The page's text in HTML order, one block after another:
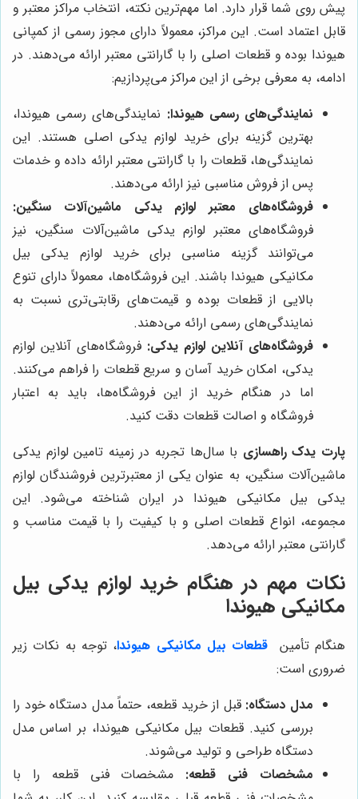
پیش روی شما قرار دارد. اما مهم‌ترین نکته، انتخاب مراکز معتبر و
قابل اعتماد است. این مراکز، معمولاً دارای مجوز رسمی از کمپانی
هیوندا بوده و قطعات اصلی را با گارانتی معتبر ارائه می‌دهند. در
ادامه، به معرفی برخی از این مراکز می‌پردازیم:
نمایندگی‌های رسمی هیوندا: نمایندگی‌های رسمی هیوندا،
بهترین گزینه برای خرید لوازم یدکی اصلی هستند. این
نمایندگی‌ها، قطعات را با گارانتی معتبر ارائه داده و خدمات
پس از فروش مناسبی نیز ارائه می‌دهند.
فروشگاه‌های معتبر لوازم یدکی ماشین‌آلات سنگین:
فروشگاه‌های معتبر لوازم یدکی ماشین‌آلات سنگین، نیز
می‌توانند گزینه مناسبی برای خرید لوازم یدکی بیل
مکانیکی هیوندا باشند. این فروشگاه‌ها، معمولاً دارای تنوع
بالایی از قطعات بوده و قیمت‌های رقابتی‌تری نسبت به
نمایندگی‌های رسمی ارائه می‌دهند.
فروشگاه‌های آنلاین لوازم یدکی: فروشگاه‌های آنلاین لوازم
یدکی، امکان خرید آسان و سریع قطعات را فراهم می‌کنند.
اما در هنگام خرید از این فروشگاه‌ها، باید به اعتبار
فروشگاه و اصالت قطعات دقت کنید.
پارت یدک راهسازی با سال‌ها تجربه در زمینه تامین لوازم یدکی
ماشین‌آلات سنگین، به عنوان یکی از معتبرترین فروشندگان لوازم
یدکی بیل مکانیکی هیوندا در ایران شناخته می‌شود. این
مجموعه، انواع قطعات اصلی و با کیفیت را با قیمت مناسب و
گارانتی معتبر ارائه می‌دهد.
نکات مهم در هنگام خرید لوازم یدکی بیل
مکانیکی هیوندا
هنگام تأمین قطعات بیل مکانیکی هیوندا، توجه به نکات زیر
ضروری است:
مدل دستگاه: قبل از خرید قطعه، حتماً مدل دستگاه خود را
بررسی کنید. قطعات بیل مکانیکی هیوندا، بر اساس مدل
دستگاه طراحی و تولید می‌شوند.
مشخصات فنی قطعه: مشخصات فنی قطعه را با